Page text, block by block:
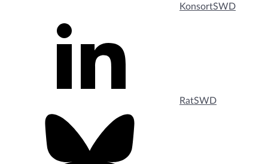
KonsortSWD
RatSWD